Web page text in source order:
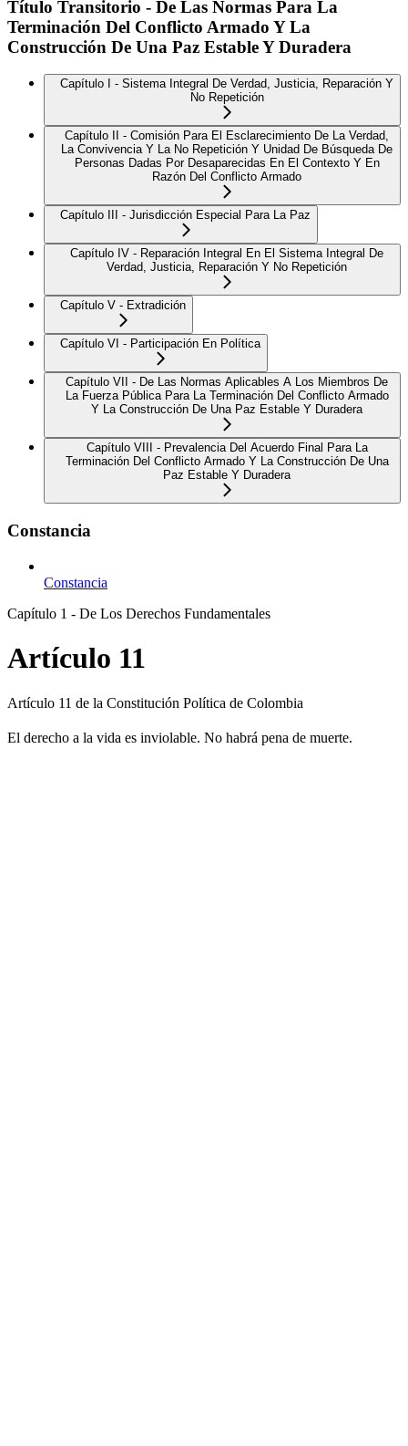
Título Transitorio - De Las Normas Para La
Terminación Del Conflicto Armado Y La
Construcción De Una Paz Estable Y Duradera
Capítulo I - Sistema Integral De Verdad, Justicia, Reparación Y
No Repetición
Capítulo II - Comisión Para El Esclarecimiento De La Verdad,
La Convivencia Y La No Repetición Y Unidad De Búsqueda De
Personas Dadas Por Desaparecidas En El Contexto Y En
Razón Del Conflicto Armado
Capítulo III - Jurisdicción Especial Para La Paz
Capítulo IV - Reparación Integral En El Sistema Integral De
Verdad, Justicia, Reparación Y No Repetición
Capítulo V - Extradición
Capítulo VI - Participación En Política
Capítulo VII - De Las Normas Aplicables A Los Miembros De
La Fuerza Pública Para La Terminación Del Conflicto Armado
Y La Construcción De Una Paz Estable Y Duradera
Capítulo VIII - Prevalencia Del Acuerdo Final Para La
Terminación Del Conflicto Armado Y La Construcción De Una
Paz Estable Y Duradera
Constancia
Constancia
Capítulo 1 - De Los Derechos Fundamentales
Artículo 11
Artículo 11 de la Constitución Política de Colombia
El derecho a la vida es inviolable. No habrá pena de muerte.